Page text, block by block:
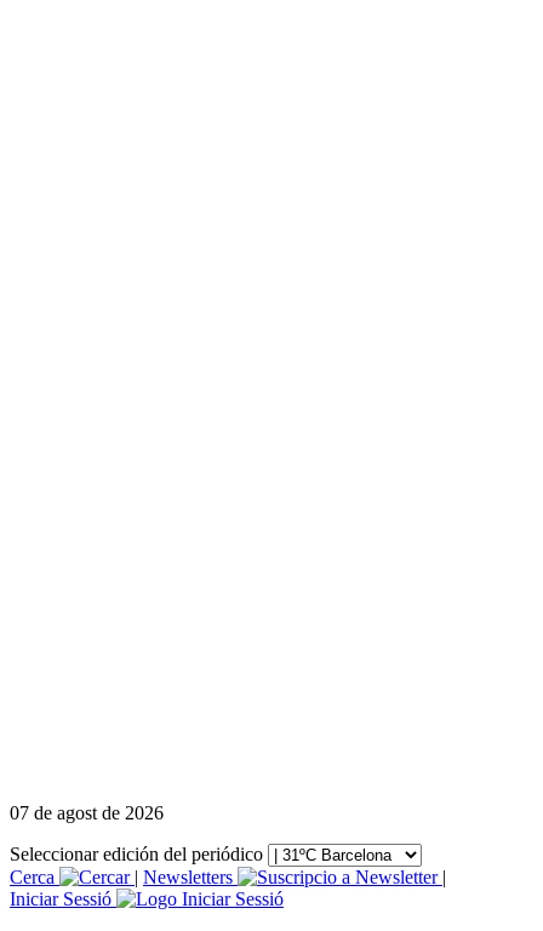
07 de agost de 2026
Seleccionar edición del periódico
Cerca
| Newsletters
|
Iniciar Sessió